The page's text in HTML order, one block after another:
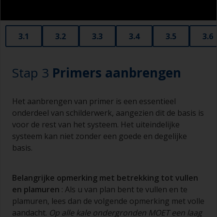
3.1 3.2 3.3 3.4 3.5 3.6
Stap 3 Primers aanbrengen
Het aanbrengen van primer is een essentieel
onderdeel van schilderwerk, aangezien dit de basis is
voor de rest van het systeem. Het uiteindelijke
systeem kan niet zonder een goede en degelijke
basis.
Belangrijke opmerking met betrekking tot vullen
en plamuren : Als u van plan bent te vullen en te
plamuren, lees dan de volgende opmerking met volle
aandacht. Op alle kale ondergronden MOET een laag